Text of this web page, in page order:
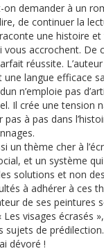
demander à un
de continuer la
une histoire
vous accrochent. De
réussite.
langue efficace
n’emploie pas
Il crée une tension
pas à pas dans
un thème cher à
et un système
solutions et non
à adhérer à ces
de ses peintures
Les visages écrasés
sujets de prédilection.
dévoré !